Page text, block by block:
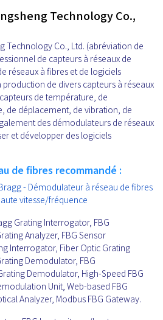
Technology Co.,
Technology Co., Ltd. (abréviation de
de capteurs à réseaux de
réseaux à fibres et de logiciels
production de divers capteurs à réseaux
de température, de
de déplacement, de vibration, de
des démodulateurs de réseaux
et développer des logiciels
de fibres recommandé :
- Démodulateur à réseau de fibres
vitesse/fréquence
Grating Interrogator, FBG
Analyzer, FBG Sensor
Interrogator, Fiber Optic Grating
Demodulator, FBG
Demodulator, High-Speed FBG
Unit, Web-based FBG
Analyzer, Modbus FBG Gateway.